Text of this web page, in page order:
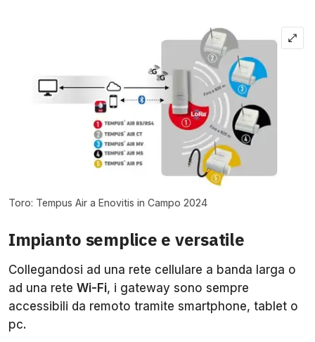
Toro: Tempus Air a Enovitis in Campo 2024
Impianto semplice e versatile
Collegandosi ad una rete cellulare a banda larga o
ad una rete Wi-Fi, i gateway sono sempre
accessibili da remoto tramite smartphone, tablet o
pc.